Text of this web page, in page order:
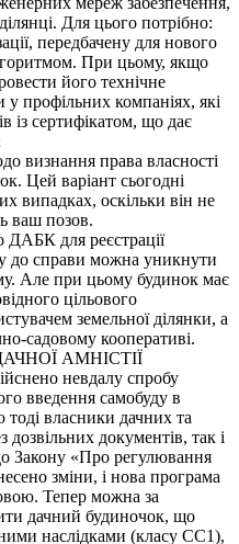
Для цього потрібно:
передбачену для нового
При цьому, якщо
його технічне
профільних компаніях, які
із сертифікатом, що дає
визнання права власності
Цей варіант сьогодні
випадках, оскільки він не
ваш позов.
ДАБК для реєстрації
до справи можна уникнути
Але при цьому будинок має
цільового
земельної ділянки, а
садовому кооперативі.
АМНІСТІЇ
невдалу спробу
введення самобуду в
власники дачних та
дозвільних документів, так і
Закону «Про регулювання
зміни, і нова програма
Тепер можна за
дачний будиночок, що
наслідками (класу СС1),